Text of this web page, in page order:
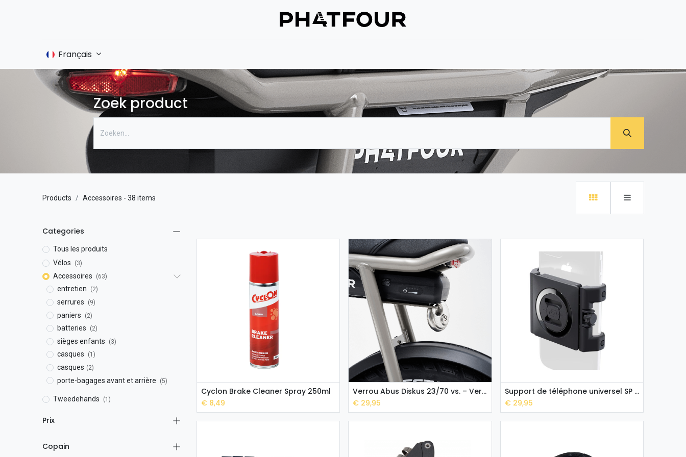
Français
Zoek product
Products Accessoires - 38 items
Categories
Tous les produits
Vélos
(3)
Accessoires (63)
entretien (2)
serrures (9)
paniers (2)
batteries (2)
sièges enfants (3)
casques (1)
casques​ (2)
porte-bagages avant et arrière (5)
Tweedehands (1)
Prix
Copain
Add to Cart
Cyclon Brake Cleaner Spray 250ml
€ 8,49 Add to Cart
Verrou Abus Diskus 23/70 vs. – Verrou antivol FLX
€ 29,95 Add to Cart
Support de téléphone universel SP Connect
€ 29,95